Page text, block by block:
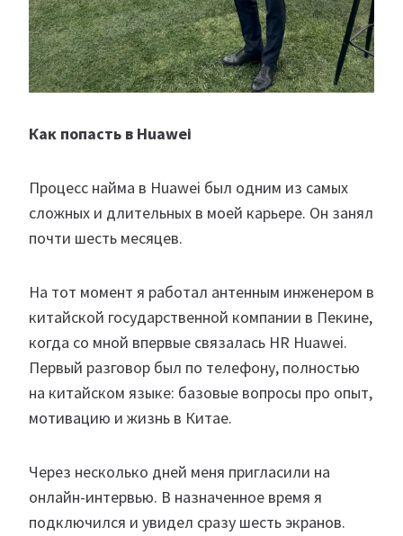
Как попасть в Huawei
Процесс найма в Huawei был одним из самых
сложных и длительных в моей карьере. Он занял
почти шесть месяцев.
На тот момент я работал антенным инженером в
китайской государственной компании в Пекине,
когда со мной впервые связалась HR Huawei.
Первый разговор был по телефону, полностью
на китайском языке: базовые вопросы про опыт,
мотивацию и жизнь в Китае.
Через несколько дней меня пригласили на
онлайн-интервью. В назначенное время я
подключился и увидел сразу шесть экранов.